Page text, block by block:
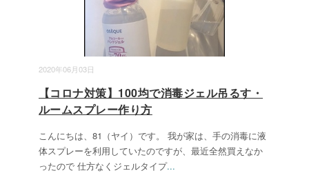
2020年06月03日
【コロナ対策】100均で消毒ジェル吊るす・
ルームスプレー作り方
こんにちは、81（ヤイ）です。 我が家は、手の消毒に液
体スプレーを利用していたのですが、最近全然買えなか
ったので 仕方なくジェルタイプ...